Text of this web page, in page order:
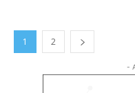
1 2
-